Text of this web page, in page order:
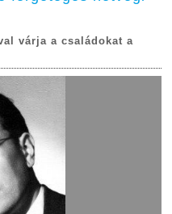
várja a családokat a